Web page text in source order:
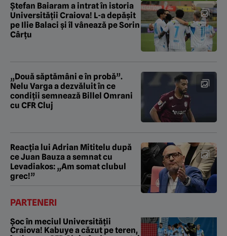
Ștefan Baiaram a intrat în istoria
Universității Craiova! L-a depășit
pe Ilie Balaci și îl vânează pe Sorin
Cârțu
„Două săptămâni e în probă”.
Nelu Varga a dezvăluit în ce
condiții semnează Billel Omrani
cu CFR Cluj
Reacția lui Adrian Mititelu după
ce Juan Bauza a semnat cu
Levadiakos: „Am somat clubul
grec!”
PARTENERI
Șoc în meciul Universității
Craiova! Kabuye a căzut pe teren,